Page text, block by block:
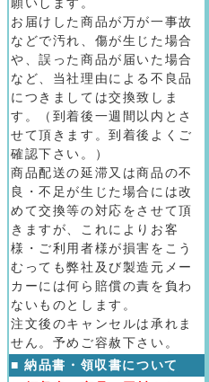
お届けした商品が万が一事故
などで汚れ、傷が生じた場合
や、誤った商品が届いた場合
など、当社理由による不良品
につきましては交換致しま
す。（到着後一週間以内とさ
せて頂きます。到着後よくご
確認下さい。）
商品配送の延滞又は商品の不
良・不足が生じた場合には改
めて交換等の対応をさせて頂
きますが、これによりお客
様・ご利用者様が損害をこう
むっても弊社及び製造元メー
カーには何ら賠償の責を負わ
ないものとします。
注文後のキャンセルは承れま
せん。予めご容赦下さい。
■ 納品書・領収書について